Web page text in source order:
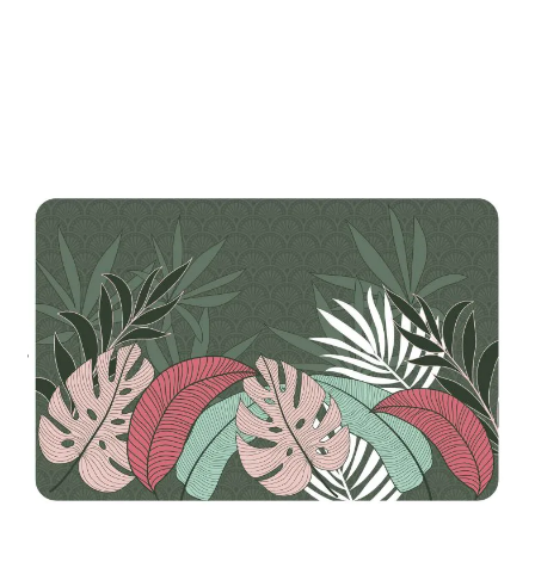
TOVAGLIETTA OPACO BEAUTY
JUNGLE IN POLIPROPILENE
28,5X44CM
CODICE:904567
Non Disponibile